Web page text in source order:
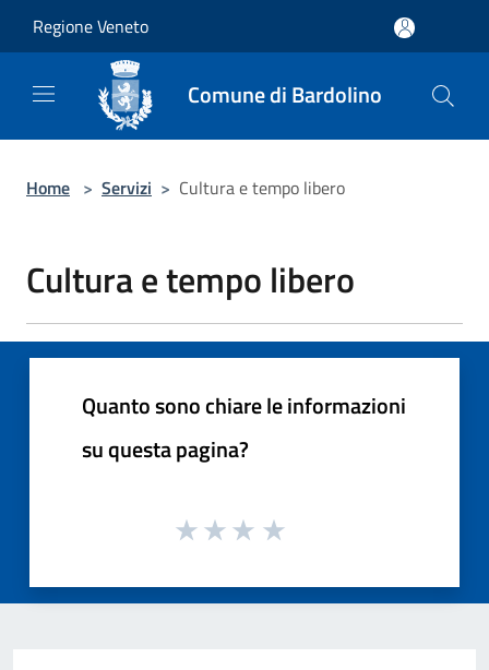
Regione Veneto
Comune di Bardolino
Home > Servizi > Cultura e tempo libero
Cultura e tempo libero
Quanto sono chiare le informazioni
su questa pagina?